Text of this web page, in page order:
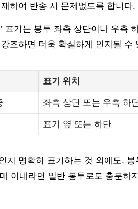
하여 반송 시 문제없도록 합니다.
’ 표기는 봉투 좌측 상단이나 우측
조하면 더욱 확실하게 인지될 수
표기 위치
좌측 상단 또는 우측 하
표기 옆 또는 하단
지 명확히 표기하는 것 외에도,
이내라면 일반 봉투로도 충분하